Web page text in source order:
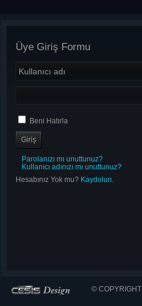
Üye Giriş Formu
Beni Hatırla
Parolanızı mı unuttunuz?
Kullanıcı adınızı mı unuttunuz?
Hesabınız Yok mu? Kaydolun.
© COPYRIGHT